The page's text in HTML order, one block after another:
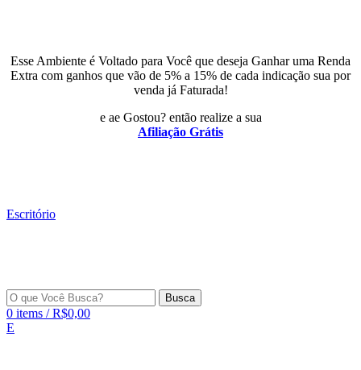
Esse Ambiente é Voltado para Você que deseja Ganhar uma Renda
Extra com ganhos que vão de 5% a 15% de cada indicação sua por
venda já Faturada!
e ae Gostou? então realize a sua
Afiliação Grátis
Escritório
Busca
0 items / R$0,00
E